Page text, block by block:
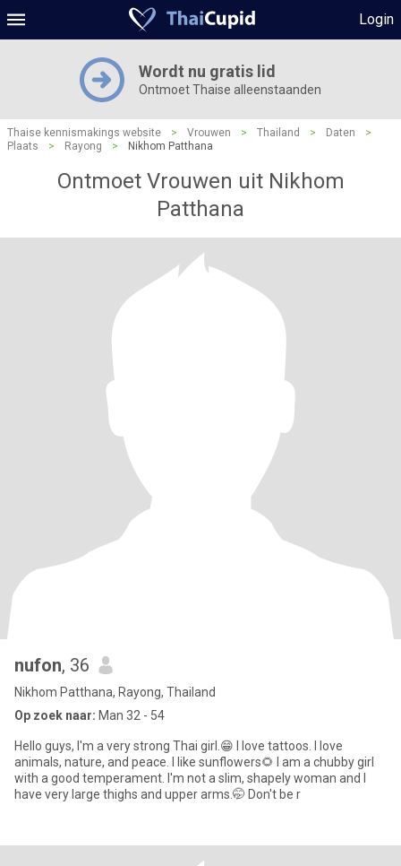
Login
Wordt nu gratis lid
Ontmoet Thaise alleenstaanden
Thaise kennismakings website > Vrouwen > Thailand > Daten
>
Plaats
> Rayong > Nikhom Patthana
Ontmoet Vrouwen uit Nikhom
Patthana
nufon, 36
Nikhom Patthana, Rayong, Thailand
Op zoek naar: Man 32 - 54
Hello guys, I'm a very strong Thai girl.😁 I love tattoos. I love
animals, nature, and peace. I like sunflowers🌻 I am a chubby girl
with a good temperament. I'm not a slim, shapely woman and I
have very large thighs and upper arms.🤭 Don't be r